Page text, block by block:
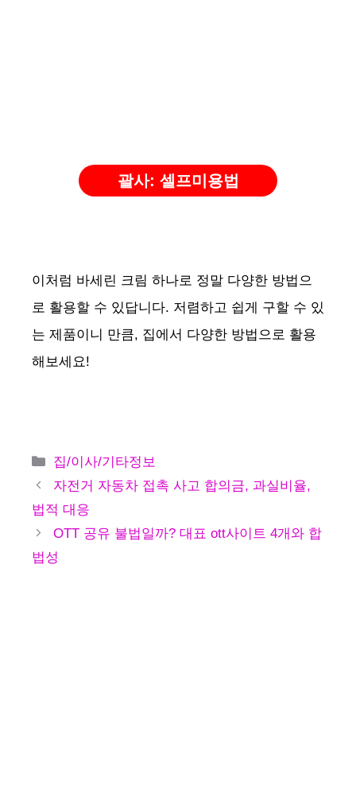
괄사: 셀프미용법
이처럼 바세린 크림 하나로 정말 다양한 방법으
로 활용할 수 있답니다. 저렴하고 쉽게 구할 수 있
는 제품이니 만큼, 집에서 다양한 방법으로 활용
해보세요!
카
테
리
집/이사/기타정보
자전거 자동차 접촉 사고 합의금, 과실비율,
법적 대응
OTT 공유 불법일까? 대표 ott사이트 4개와 합
법성